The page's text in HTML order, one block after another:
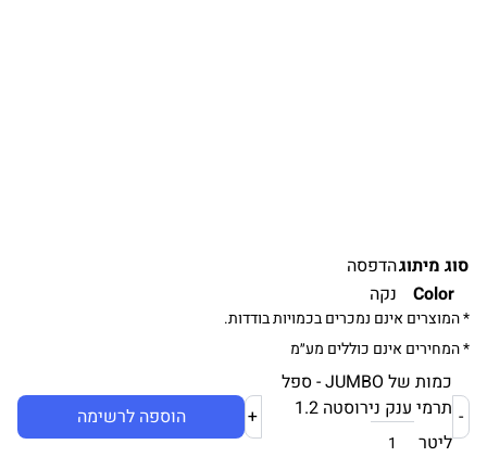
סוג מיתוגהדפסה
Color
נקה
* המוצרים אינם נמכרים בכמויות בודדות.
* המחירים אינם כוללים מע״מ
כמות של JUMBO - ספל
תרמי ענק נירוסטה 1.2
ליטר
הוספה לרשימה